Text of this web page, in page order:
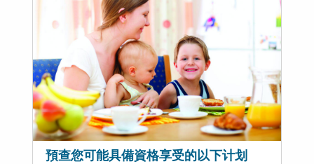
預查您可能具備資格享受的以下计划